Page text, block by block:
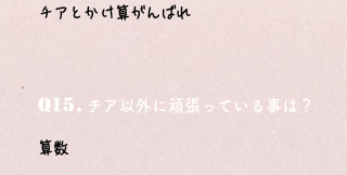
チアとかけ算がんばれ
Q15. チア以外に頑張っている事は？
算数